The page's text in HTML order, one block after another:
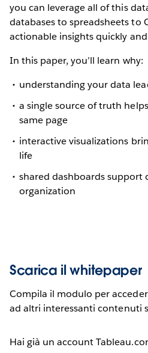
you can leverage all of this
databases to spreadsheets to
actionable insights quickly
In this paper, you’ll learn why:
understanding your data
a single source of truth
same page
interactive visualizations
life
shared dashboards support
organization
Scarica il whitepaper
Compila il modulo per
ad altri interessanti contenuti
Hai già un account